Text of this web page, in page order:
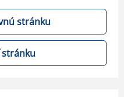
stránku